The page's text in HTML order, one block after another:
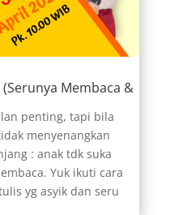
(Serunya Membaca &
penting, tapi bila
menyenangkan
: anak tdk suka
Yuk ikuti cara
yg asyik dan seru